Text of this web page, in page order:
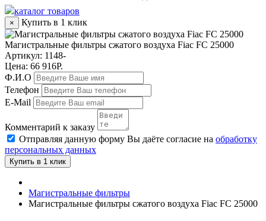
каталог товаров
× Купить в 1 клик
Магистральные фильтры сжатого воздуха Fiac FC 25000
Артикул: 1148-
Цена: 66 916Р.
Ф.И.О
Телефон
E-Mail
Комментарий к заказу
Отправляя данную форму Вы даёте согласие на обработку
персональных данных
Купить в 1 клик
Магистральные фильтры
Магистральные фильтры сжатого воздуха Fiac FC 25000